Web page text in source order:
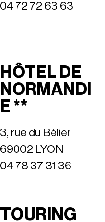
04 72 72 63 63
HÔTEL DE
NORMANDI
E **
3, rue du Bélier
69002 LYON
04 78 37 31 36
TOURING